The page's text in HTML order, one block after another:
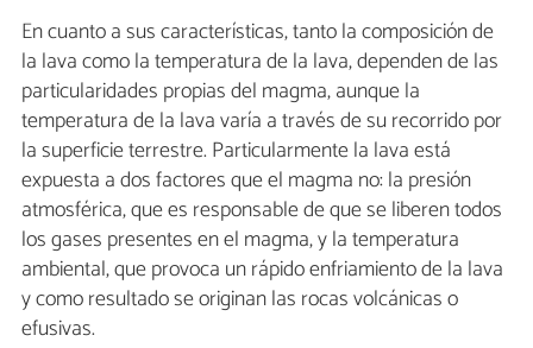
En cuanto a sus características, tanto la composición de
la lava como la temperatura de la lava, dependen de las
particularidades propias del magma, aunque la
temperatura de la lava varía a través de su recorrido por
la superficie terrestre. Particularmente la lava está
expuesta a dos factores que el magma no: la presión
atmosférica, que es responsable de que se liberen todos
los gases presentes en el magma, y la temperatura
ambiental, que provoca un rápido enfriamiento de la lava
y como resultado se originan las rocas volcánicas o
efusivas.